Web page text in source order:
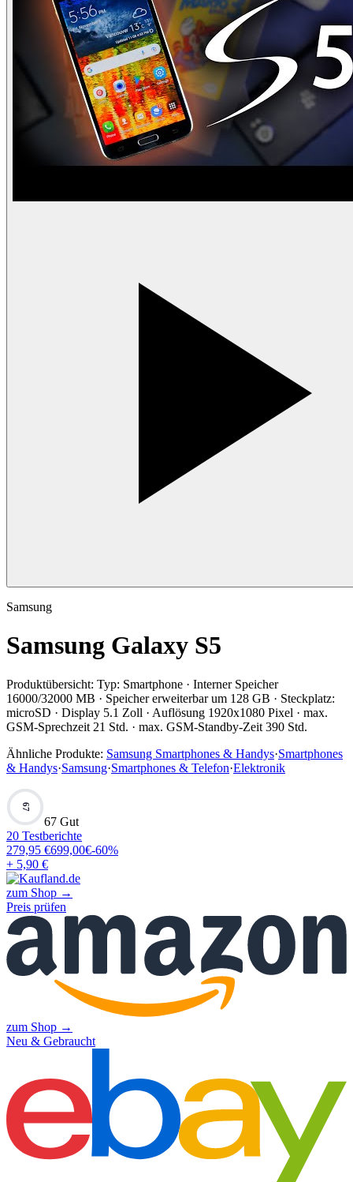
Samsung
Samsung Galaxy S5
Produktübersicht: Typ: Smartphone · Interner Speicher
16000/32000 MB · Speicher erweiterbar um 128 GB · Steckplatz:
microSD · Display 5.1 Zoll · Auflösung 1920x1080 Pixel · max.
GSM-Sprechzeit 21 Std. · max. GSM-Standby-Zeit 390 Std.
Ähnliche Produkte: Samsung Smartphones & Handys·Smartphones
& Handys·Samsung·Smartphones & Telefon·Elektronik
67
67 Gut
20 Testberichte
279,95 €699,00€-60%
+ 5,90 €
zum Shop →
Preis prüfen
zum Shop →
Neu & Gebraucht